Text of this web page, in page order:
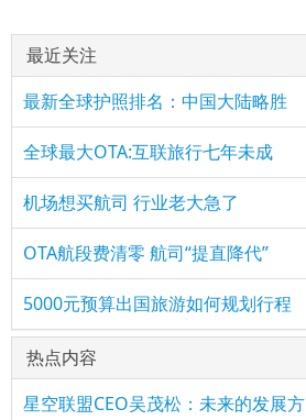
最近关注
最新全球护照排名：中国大陆略胜
全球最大OTA:互联旅行七年未成
机场想买航司 行业老大急了
OTA航段费清零 航司“提直降代”
5000元预算出国旅游如何规划行程
热点内容
星空联盟CEO吴茂松：未来的发展方